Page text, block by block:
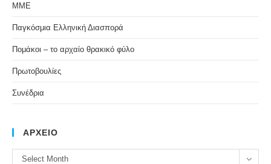
ΜΜΕ
Παγκόσμια Ελληνική Διασπορά
Πομάκοι – το αρχαίο θρακικό φύλο
Πρωτοβουλίες
Συνέδρια
ΑΡΧΕΙΟ
ΑΡΧΕΙΟ
Select Month